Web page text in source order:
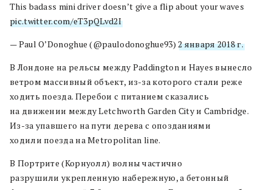
This badass mini driver doesn’t give a flip about your waves
pic.twitter.com/eT3pQLvd2I
— Paul O’Donoghue (@paulodonoghue93)2 января 2018 г.
В Лондоне на рельсы между Paddington и Hayes вынесло
ветром массивный объект, из-за которого стали реже
ходить поезда. Перебои с питанием сказались
на движении между Letchworth Garden City и Cambridge.
Из-за упавшего на пути дерева с опозданиями
ходили поезда на Metropolitan line.
В Портрите (Корнуолл) волны частично
разрушили укрепленную набережную, а бетонный